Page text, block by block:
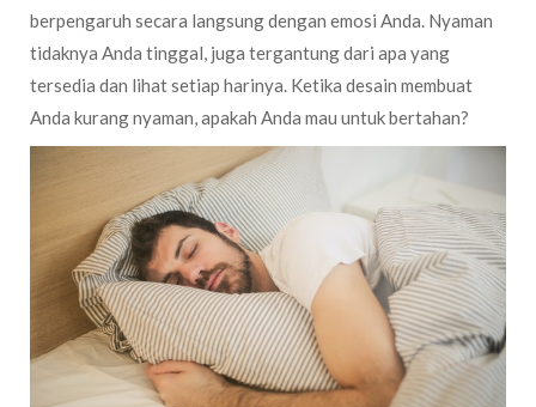
berpengaruh secara langsung dengan emosi Anda. Nyaman
tidaknya Anda tinggal, juga tergantung dari apa yang
tersedia dan lihat setiap harinya. Ketika desain membuat
Anda kurang nyaman, apakah Anda mau untuk bertahan?